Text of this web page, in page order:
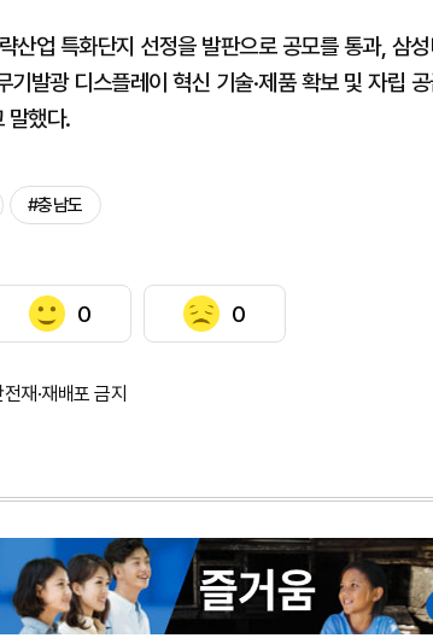
산업 특화단지 선정을 발판으로 공모를 통과, 삼
발광 디스플레이 혁신 기술·제품 확보 및 자립
말했다.
#충남도
0 0
재·재배포 금지